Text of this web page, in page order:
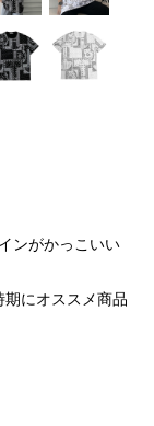
ンがかっこいい
にオススメ商品